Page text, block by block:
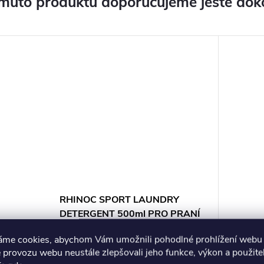
cookies, abychom Vám umožnili pohodlné prohlížení
provozu webu neustále zlepšovali jeho funkce, výkon a
RHINOC SPORT LAUNDRY
DETERGENT 500ml PRO PRANÍ
310 Kč
Odešleme dnes při
objednání do
DO KOŠÍKU